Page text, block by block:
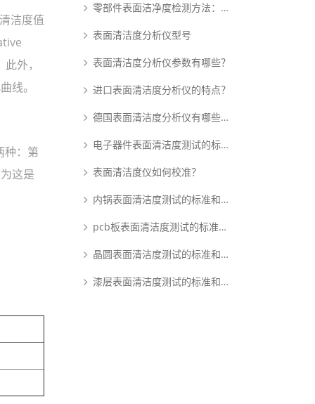
洁度值
外，
线。
：第
这是
零部件表面洁净度检测方法：析塔清洁度检测仪
表面清洁度分析仪型号
表面清洁度分析仪参数有哪些？
进口表面清洁度分析仪的特点？
德国表面清洁度分析仪有哪些优点？
电子器件表面清洁度测试的标准和原理是什么？
表面清洁度仪如何校准？
内锅表面清洁度测试的标准和原理是什么？
pcb板表面清洁度测试的标准和原理是什么？
晶圆表面清洁度测试的标准和原理是什么？
漆层表面清洁度测试的标准和原理是什么？